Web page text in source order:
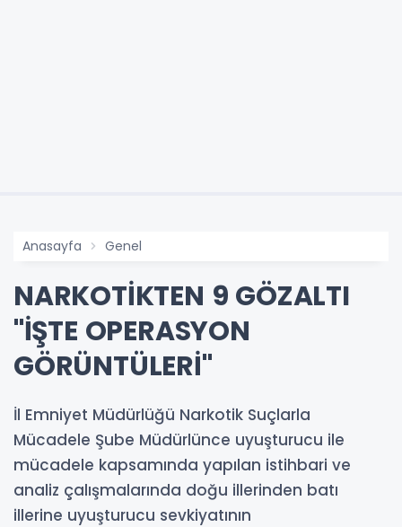
Anasayfa Genel
NARKOTİKTEN 9 GÖZALTI
''İŞTE OPERASYON
GÖRÜNTÜLERİ''
İl Emniyet Müdürlüğü Narkotik Suçlarla
Mücadele Şube Müdürlünce uyuşturucu ile
mücadele kapsamında yapılan istihbari ve
analiz çalışmalarında doğu illerinden batı
illerine uyuşturucu sevkiyatının